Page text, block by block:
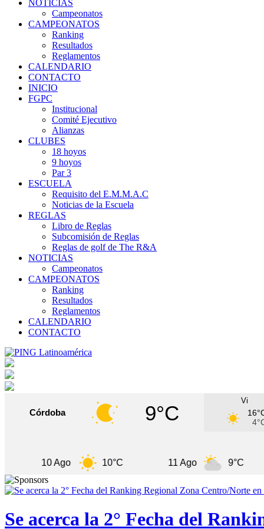
NOTICIAS
Campeonatos
CAMPEONATOS
Ranking
Resultados
Reglamentos
CALENDARIO
CONTACTO
INICIO
FGPC
Institucional
Comité Ejecutivo
Alianzas
CLUBES
18 hoyos
9 hoyos
Par 3
ESCUELA
Requisito del E.M.M.A.C
Noticias de la Escuela
REGLAS
Libro de Reglas
Subcomisión de Reglas
Reglas de golf de The R&A
NOTICIAS
Campeonatos
CAMPEONATOS
Ranking
Resultados
Reglamentos
CALENDARIO
CONTACTO
Córdoba 9°C
Vi
10°C 9°C
Se acerca la 2° Fecha del